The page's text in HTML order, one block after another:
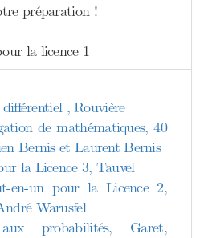
préparation !
la licence 1
, Rouvière
de mathématiques, 40
Bernis et Laurent Bernis
la Licence 3, Tauvel
en-un pour la Licence 2,
Warusfel
probabilités, Garet,